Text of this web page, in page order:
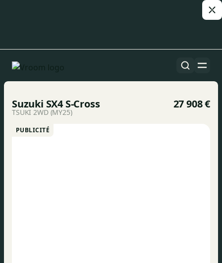
Toutes les voitures
Suzuki SX4 S-Cross 27 908 €
TSUKI 2WD (MY25)
PUBLICITÉ